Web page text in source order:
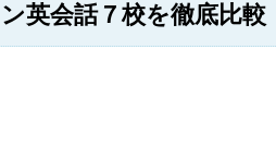
英会話７校を徹底比較